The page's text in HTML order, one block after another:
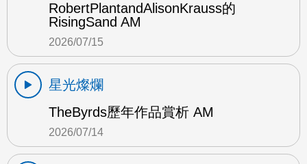
RobertPlantandAlisonKrauss的
RisingSand AM
2026/07/15
星光燦爛
TheByrds歷年作品賞析 AM
2026/07/14